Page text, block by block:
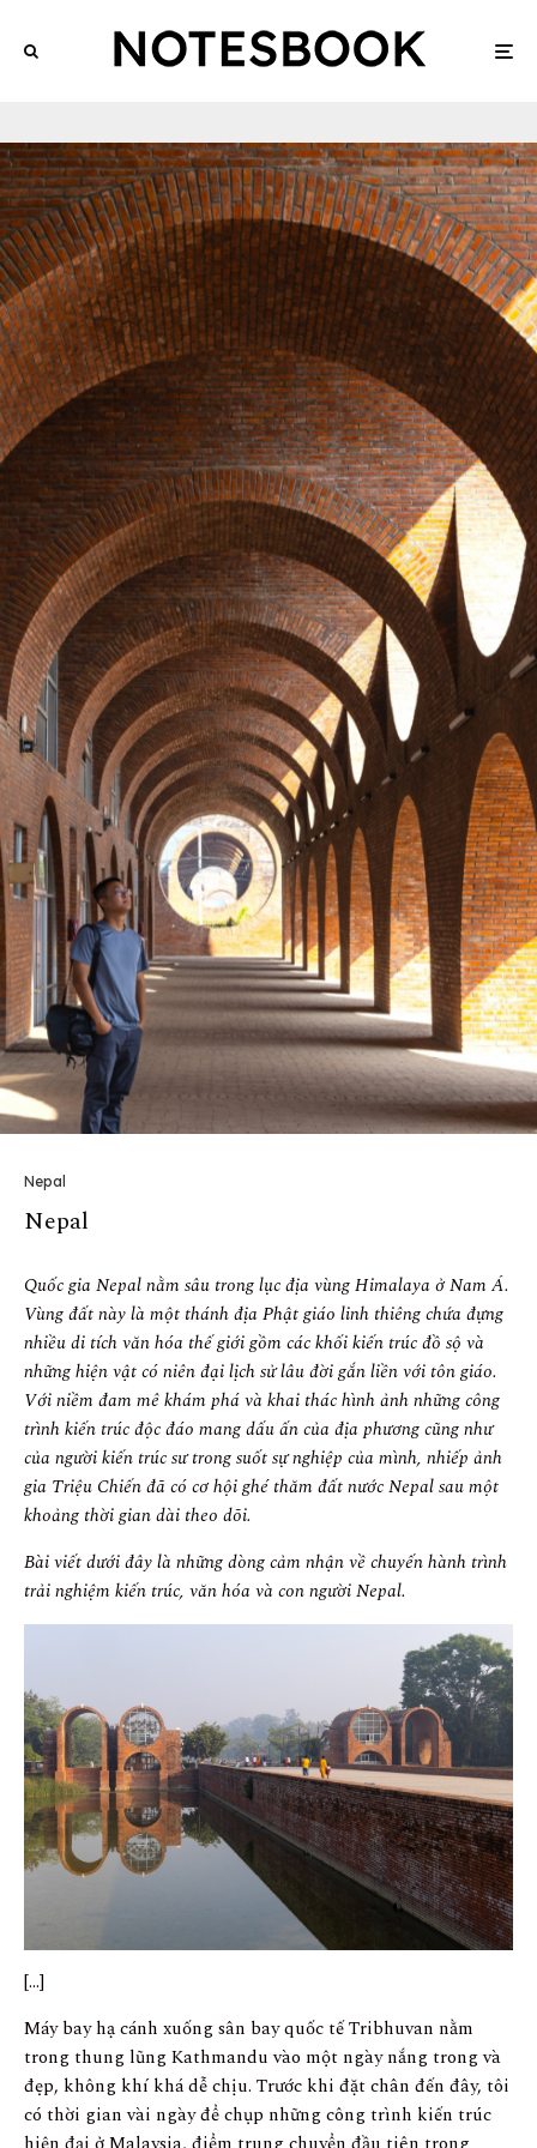
Nepal
Nepal
Quốc gia Nepal nằm sâu trong lục địa vùng Himalaya ở Nam Á.
Vùng đất này là một thánh địa Phật giáo linh thiêng chứa đựng
nhiều di tích văn hóa thế giới gồm các khối kiến trúc đồ sộ và
những hiện vật có niên đại lịch sử lâu đời gắn liền với tôn giáo.
Với niềm đam mê khám phá và khai thác hình ảnh những công
trình kiến trúc độc đáo mang dấu ấn của địa phương cũng như
của người kiến trúc sư trong suốt sự nghiệp của mình, nhiếp ảnh
gia Triệu Chiến đã có cơ hội ghé thăm đất nước Nepal sau một
khoảng thời gian dài theo dõi.
Bài viết dưới đây là những dòng cảm nhận về chuyến hành trình
trải nghiệm kiến trúc, văn hóa và con người Nepal.
[…]
Máy bay hạ cánh xuống sân bay quốc tế Tribhuvan nằm
trong thung lũng Kathmandu vào một ngày nắng trong và
đẹp, không khí khá dễ chịu. Trước khi đặt chân đến đây, tôi
có thời gian vài ngày để chụp những công trình kiến trúc